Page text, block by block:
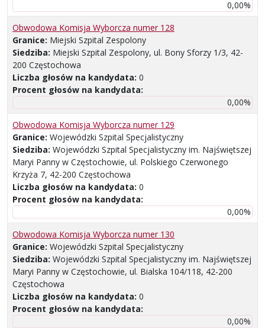
0,00%
Obwodowa Komisja Wyborcza numer 128
Granice: Miejski Szpital Zespolony
Siedziba: Miejski Szpital Zespolony, ul. Bony Sforzy 1/3, 42-
200 Częstochowa
Liczba głosów na kandydata: 0
Procent głosów na kandydata:
0,00%
Obwodowa Komisja Wyborcza numer 129
Granice: Wojewódzki Szpital Specjalistyczny
Siedziba: Wojewódzki Szpital Specjalistyczny im. Najświętszej
Maryi Panny w Częstochowie, ul. Polskiego Czerwonego
Krzyża 7, 42-200 Częstochowa
Liczba głosów na kandydata: 0
Procent głosów na kandydata:
0,00%
Obwodowa Komisja Wyborcza numer 130
Granice: Wojewódzki Szpital Specjalistyczny
Siedziba: Wojewódzki Szpital Specjalistyczny im. Najświętszej
Maryi Panny w Częstochowie, ul. Bialska 104/118, 42-200
Częstochowa
Liczba głosów na kandydata: 0
Procent głosów na kandydata:
0,00%